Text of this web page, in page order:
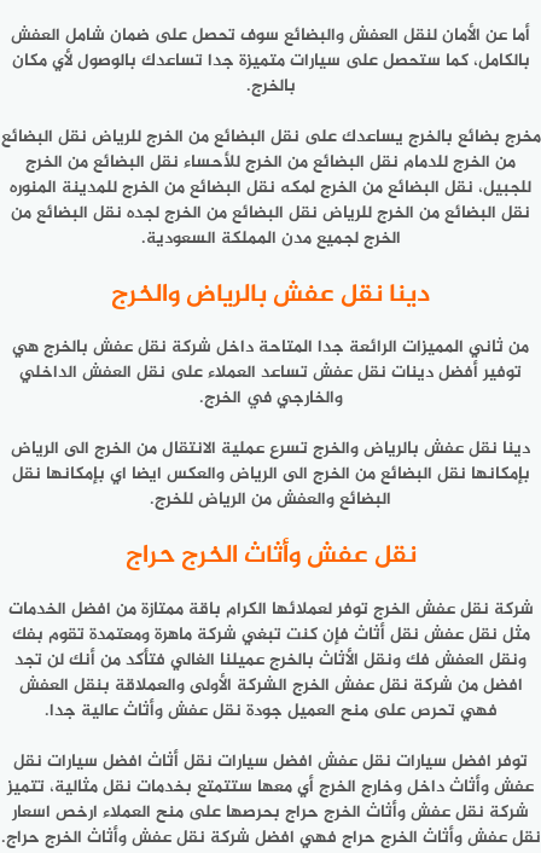
أما عن الأمان لنقل العفش والبضائع سوف تحصل على ضمان شامل العفش
بالكامل، كما ستحصل على سيارات متميزة جدا تساعدك بالوصول لأي مكان
بالخرج.
مخرج بضائع بالخرج يساعدك على نقل البضائع من الخرج للرياض نقل البضائع
من الخرج للدمام نقل البضائع من الخرج للأحساء نقل البضائع من الخرج
للجبيل، نقل البضائع من الخرج لمكه نقل البضائع من الخرج للمدينة المنوره
نقل البضائع من الخرج للرياض نقل البضائع من الخرج لجده نقل البضائع من
الخرج لجميع مدن المملكة السعودية.
دينا نقل عفش بالرياض والخرج
من ثاني المميزات الرائعة جدا المتاحة داخل شركة نقل عفش بالخرج هي
توفير أفضل دينات نقل عفش تساعد العملاء على نقل العفش الداخلي
والخارجي في الخرج.
دينا نقل عفش بالرياض والخرج تسرع عملية الانتقال من الخرج الى الرياض
بإمكانها نقل البضائع من الخرج الى الرياض والعكس ايضا اي بإمكانها نقل
البضائع والعفش من الرياض للخرج.
نقل عفش وأثاث الخرج حراج
شركة نقل عفش الخرج توفر لعملائها الكرام باقة ممتازة من افضل الخدمات
مثل نقل عفش نقل أثاث فإن كنت تبغي شركة ماهرة ومعتمدة تقوم بفك
ونقل العفش فك ونقل الأثاث بالخرج عميلنا الغالي فتأكد من أنك لن تجد
افضل من شركة نقل عفش الخرج الشركة الأولى والعملاقة بنقل العفش
فهي تحرص على منح العميل جودة نقل عفش وأثاث عالية جدا.
توفر افضل سيارات نقل عفش افضل سيارات نقل أثاث افضل سيارات نقل
عفش وأثاث داخل وخارج الخرج أي معها ستتمتع بخدمات نقل مثالية، تتميز
شركة نقل عفش وأثاث الخرج حراج بحرصها على منح العملاء ارخص اسعار
نقل عفش وأثاث الخرج حراج فهي افضل شركة نقل عفش وأثاث الخرج حراج.